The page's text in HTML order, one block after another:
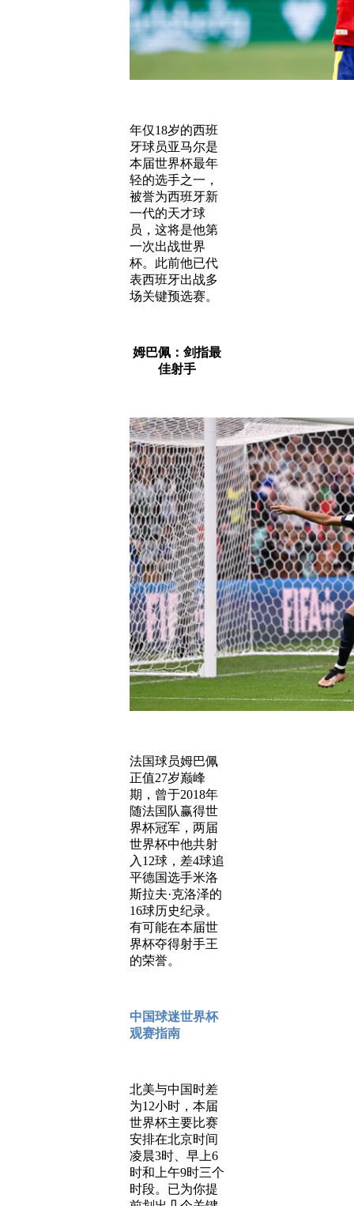
年仅18岁的西班
牙球员亚马尔是
本届世界杯最年
轻的选手之一，
被誉为西班牙新
一代的天才球
员，这将是他第
一次出战世界
杯。此前他已代
表西班牙出战多
场关键预选赛。
姆巴佩：剑指最
佳射手
法国球员姆巴佩
正值27岁巅峰
期，曾于2018年
随法国队赢得世
界杯冠军，两届
世界杯中他共射
入12球，差4球追
平德国选手米洛
斯拉夫·克洛泽的
16球历史纪录。
有可能在本届世
界杯夺得射手王
的荣誉。
中国球迷世界杯
观赛指南
北美与中国时差
为12小时，本届
世界杯主要比赛
安排在北京时间
凌晨3时、早上6
时和上午9时三个
时段。已为你提